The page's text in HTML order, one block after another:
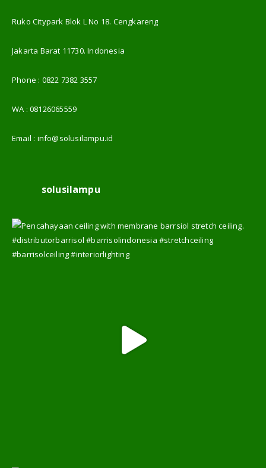
Ruko Citypark Blok L No 18. Cengkareng
Jakarta Barat 11730. Indonesia
Phone : 0822 7382 3557
WA :08126065559
Email : info@solusilampu.id
solusilampu